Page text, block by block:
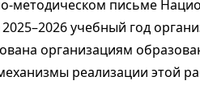
методическом письме
учебный год
организациям
реализации этой